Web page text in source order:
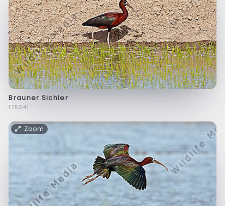
Brauner Sichler
f75341
Zoom